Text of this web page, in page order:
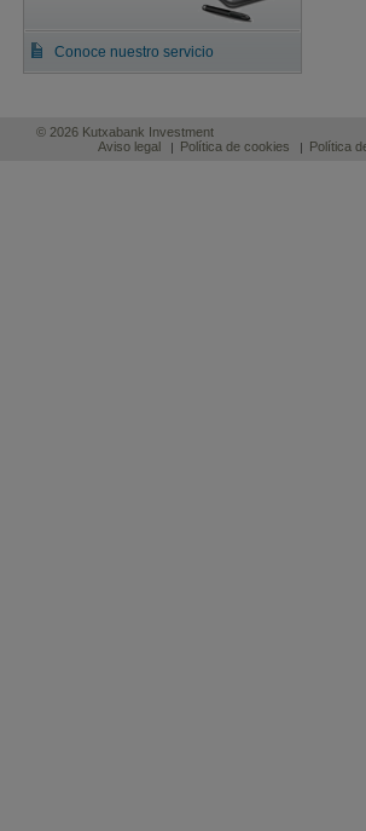
Conoce nuestro servicio
© 2026 Kutxabank Investment
Aviso legal
Política de cookies Política